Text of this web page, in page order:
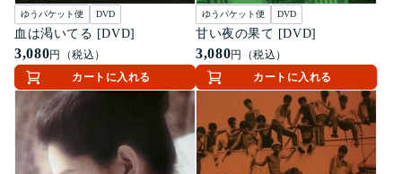
ゆうパケット便 DVD
血は渇いてる [DVD]
3,080円（税込）
カートに入れる
ゆうパケット便 DVD
甘い夜の果て [DVD]
3,080円（税込）
カートに入れる